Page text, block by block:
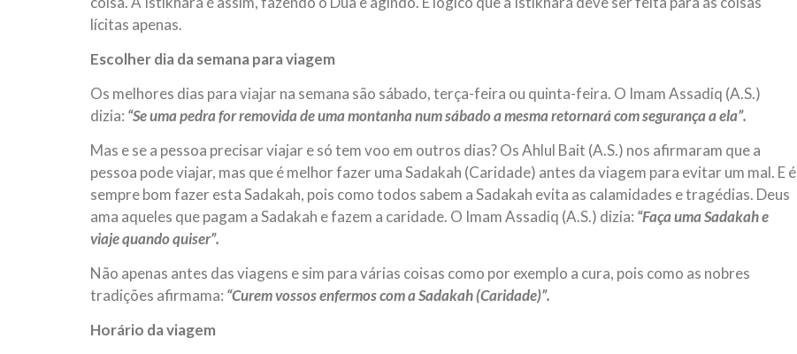
lícitas apenas.
Escolher dia da semana para viagem
Os melhores dias para viajar na semana são sábado, terça-feira ou quinta-feira. O Imam Assadiq (A.S.)
dizia: “Se uma pedra for removida de uma montanha num sábado a mesma retornará com segurança a ela”.
Mas e se a pessoa precisar viajar e só tem voo em outros dias? Os Ahlul Bait (A.S.) nos afirmaram que a
pessoa pode viajar, mas que é melhor fazer uma Sadakah (Caridade) antes da viagem para evitar um mal. E é
sempre bom fazer esta Sadakah, pois como todos sabem a Sadakah evita as calamidades e tragédias. Deus
ama aqueles que pagam a Sadakah e fazem a caridade. O Imam Assadiq (A.S.) dizia: “Faça uma Sadakah e
viaje quando quiser”.
Não apenas antes das viagens e sim para várias coisas como por exemplo a cura, pois como as nobres
tradições afirmama: “Curem vossos enfermos com a Sadakah (Caridade)”.
Horário da viagem